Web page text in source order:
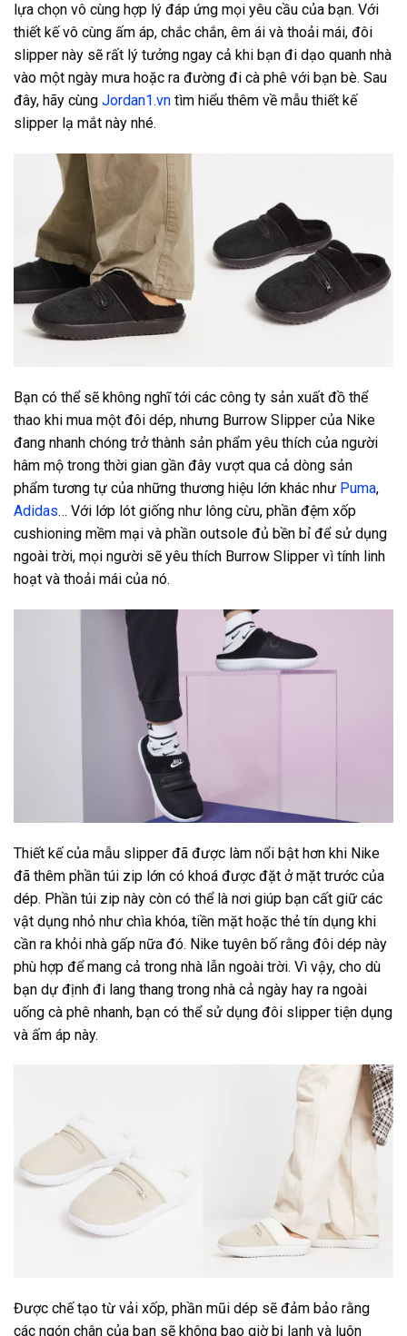
lựa chọn vô cùng hợp lý đáp ứng mọi yêu cầu của bạn. Với
thiết kế vô cùng ấm áp, chắc chắn, êm ái và thoải mái, đôi
slipper này sẽ rất lý tưởng ngay cả khi bạn đi dạo quanh nhà
vào một ngày mưa hoặc ra đường đi cà phê với bạn bè. Sau
đây, hãy cùng Jordan1.vn tìm hiểu thêm về mẫu thiết kế
slipper lạ mắt này nhé.
Bạn có thể sẽ không nghĩ tới các công ty sản xuất đồ thể
thao khi mua một đôi dép, nhưng Burrow Slipper của Nike
đang nhanh chóng trở thành sản phẩm yêu thích của người
hâm mộ trong thời gian gần đây vượt qua cả dòng sản
phẩm tương tự của những thương hiệu lớn khác như Puma,
Adidas… Với lớp lót giống như lông cừu, phần đệm xốp
cushioning mềm mại và phần outsole đủ bền bỉ để sử dụng
ngoài trời, mọi người sẽ yêu thích Burrow Slipper vì tính linh
hoạt và thoải mái của nó.
Thiết kế của mẫu slipper đã được làm nổi bật hơn khi Nike
đã thêm phần túi zip lớn có khoá được đặt ở mặt trước của
dép. Phần túi zip này còn có thể là nơi giúp bạn cất giữ các
vật dụng nhỏ như chìa khóa, tiền mặt hoặc thẻ tín dụng khi
cần ra khỏi nhà gấp nữa đó. Nike tuyên bố rằng đôi dép này
phù hợp để mang cả trong nhà lẫn ngoài trời. Vì vậy, cho dù
bạn dự định đi lang thang trong nhà cả ngày hay ra ngoài
uống cà phê nhanh, bạn có thể sử dụng đôi slipper tiện dụng
và ấm áp này.
Được chế tạo từ vải xốp, phần mũi dép sẽ đảm bảo rằng
các ngón chân của bạn sẽ không bao giờ bị lạnh và luôn